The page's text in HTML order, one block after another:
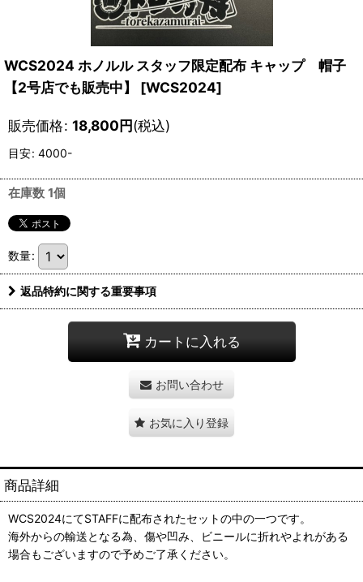
WCS2024 ホノルル スタッフ限定配布 キャップ 帽子
【2号店でも販売中】
[WCS2024]
販売価格: 18,800円(税込)
目安: 4000-
在庫数 1個
数量:
返品特約に関する重要事項
カートに入れる
お問い合わせ
お気に入り登録
商品詳細
WCS2024にてSTAFFに配布されたセットの中の一つです。
海外からの輸送となる為、傷や凹み、ビニールに折れやよれがある
場合もございますので予めご了承ください。